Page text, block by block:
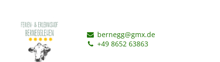
bernegg@gmx.de
+49 8652 63863